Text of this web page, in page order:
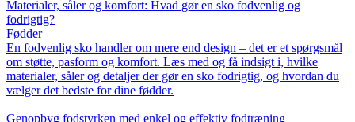
Materialer, såler og komfort: Hvad gør en sko fodvenlig og
fodrigtig?
Fødder
En fodvenlig sko handler om mere end design – det er et spørgsmål
om støtte, pasform og komfort. Læs med og få indsigt i, hvilke
materialer, såler og detaljer der gør en sko fodrigtig, og hvordan du
vælger det bedste for dine fødder.
Genopbyg fodstyrken med enkel og effektiv fodtræning